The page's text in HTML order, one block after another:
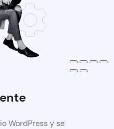
WordPress y se